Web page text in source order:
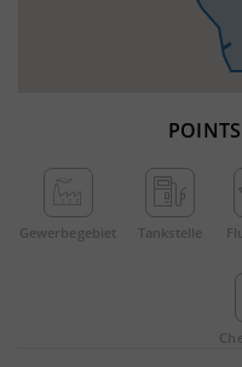
Gewerbe­gebiet Tankstelle